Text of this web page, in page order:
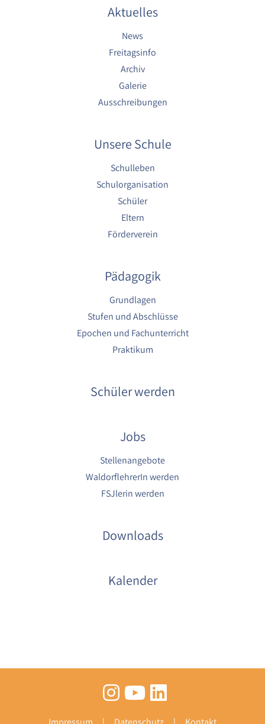
Aktuelles
News
Freitagsinfo
Archiv
Galerie
Ausschreibungen
Unsere Schule
Schulleben
Schulorganisation
Schüler
Eltern
Förderverein
Pädagogik
Grundlagen
Stufen und Abschlüsse
Epochen und Fachunterricht
Praktikum
Schüler werden
Jobs
Stellenangebote
WaldorflehrerIn werden
FSJlerin werden
Downloads
Kalender